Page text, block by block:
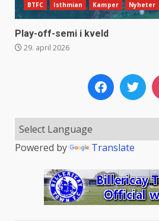
BTFC Isthmian Kamper Nyheter
Play-off-semi i kveld
29. april 2026
Powered by Translate